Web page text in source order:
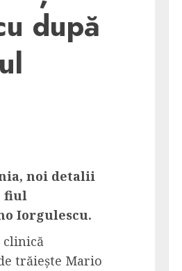
după
noi detalii
fiul
Iorgulescu.
trăiește Mario